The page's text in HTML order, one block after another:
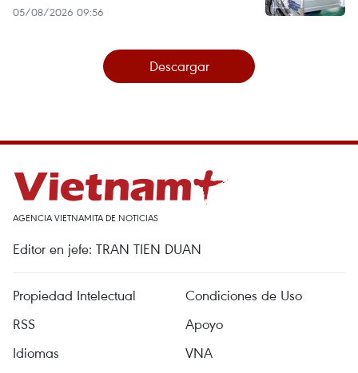
05/08/2026 09:56
Descargar
AGENCIA VIETNAMITA DE NOTICIAS
Editor en jefe: TRAN TIEN DUAN
Propiedad Intelectual
Condiciones de Uso
RSS
Apoyo
Idiomas
VNA